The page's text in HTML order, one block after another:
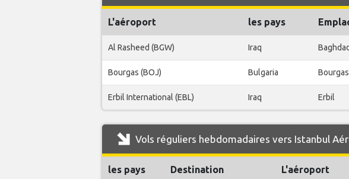
L'aéroport les pays
Al Rasheed (BGW) Iraq
Bourgas (BOJ) Bulgaria Bourgas
Erbil International (EBL) Iraq Erbil
Vols réguliers hebdomadaires vers Istanbul
les pays Destination L'aéroport